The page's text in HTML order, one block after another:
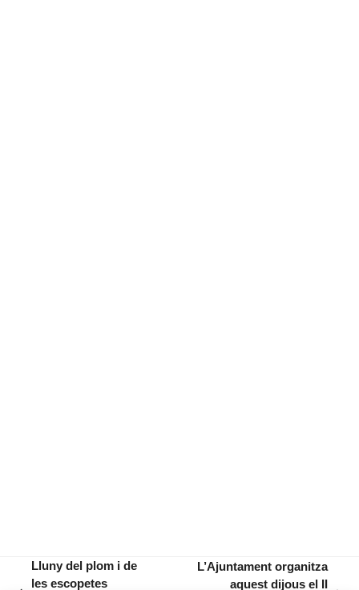
Lluny del plom i de
les escopetes
L’Ajuntament organitza
aquest dijous el II